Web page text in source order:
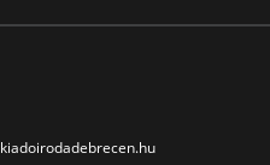
kiadoirodadebrecen.hu